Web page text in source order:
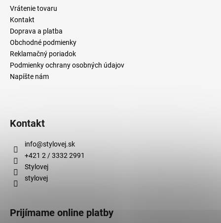
Vrátenie tovaru
Kontakt
Doprava a platba
Obchodné podmienky
Reklamačný poriadok
Podmienky ochrany osobných údajov
Napíšte nám
Kontakt
info@stylovej.sk
+421 2 / 3332 2991
Stylovej
stylovej
Prijímame online platby